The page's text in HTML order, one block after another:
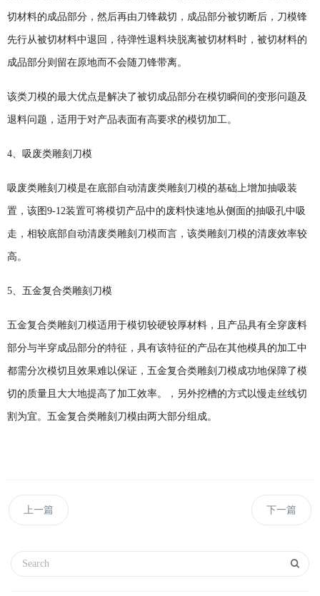
切材料的成品部分，然后再由刀锋裁切，成品部分被切断后，刀模锋
先行从被切材料中退回，待弹性退料块脱离被切材料时，被切材料的
成品部分则留在原地而不会随刀锋带离。
该类刀模的最大优点是解决了被切成品部分在模切瞬间的变形问题及
退料问题，适用于对产品表面有高要求的模切加工。
4、吸废类雕刻刀模
吸废类雕刻刀模是在底部自动清废类雕刻刀模的基础上增加抽吸装
置，该图 9-12装置可将模切产品中的废料快速地从侧面的抽吸孔中吸
走，相较底部自动清废类雕刻刀模而言，该类雕刻刀模的清废效率较
高。
5、五金复合类雕刻刀模
五金复合类雕刻刀模适用于模切较硬较厚材料，且产品具有全穿废料
部分与半穿成品部分的特征，具有该特征的产品在其他模具的加工中
都需分次模切且效果难以保证，五金复合类雕刻刀模成功地保障了模
切的质量且大大地提高了加工效率。，另外挖槽的方式以慢走丝线切
割为宜。五金复合类雕刻刀模由两大部分组成。
上一篇 下一篇